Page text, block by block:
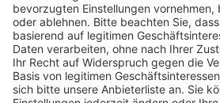
BFV-Geschäftsstellen
Trainerbörse
Login SpielPlus